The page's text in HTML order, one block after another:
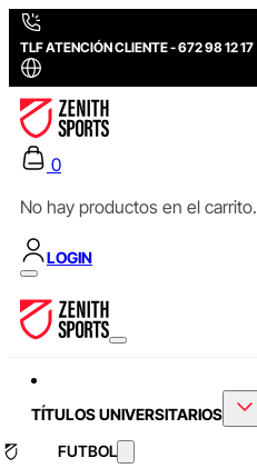
TLF ATENCIÓN CLIENTE - 672 98 12 17
0
No hay productos en el carrito.
LOGIN
TÍTULOS UNIVERSITARIOS
FUTBOL